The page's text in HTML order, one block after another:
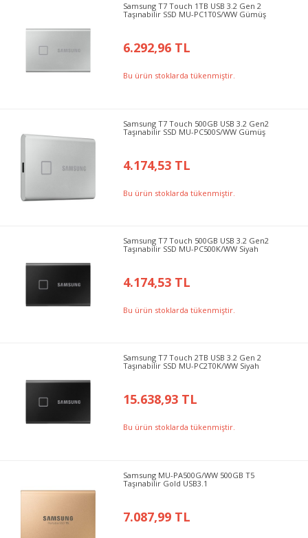
Samsung T7 Touch 1TB USB 3.2 Gen 2
Taşınabilir SSD MU-PC1T0S/WW Gümüş
6.292,96 TL
Bu ürün stoklarda tükenmiştir.
Samsung T7 Touch 500GB USB 3.2 Gen2
Taşınabilir SSD MU-PC500S/WW Gümüş
4.174,53 TL
Bu ürün stoklarda tükenmiştir.
Samsung T7 Touch 500GB USB 3.2 Gen2
Taşınabilir SSD MU-PC500K/WW Siyah
4.174,53 TL
Bu ürün stoklarda tükenmiştir.
Samsung T7 Touch 2TB USB 3.2 Gen 2
Taşınabilir SSD MU-PC2T0K/WW Siyah
15.638,93 TL
Bu ürün stoklarda tükenmiştir.
Samsung MU-PA500G/WW 500GB T5
Taşınabilir Gold USB3.1
7.087,99 TL